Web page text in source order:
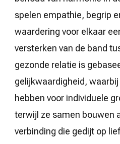
spelen empathie, begrip
waardering voor elkaar
versterken van de band
gezonde relatie is
gelijkwaardigheid,
hebben voor individuele
terwijl ze samen bouwen
verbinding die gedijt op